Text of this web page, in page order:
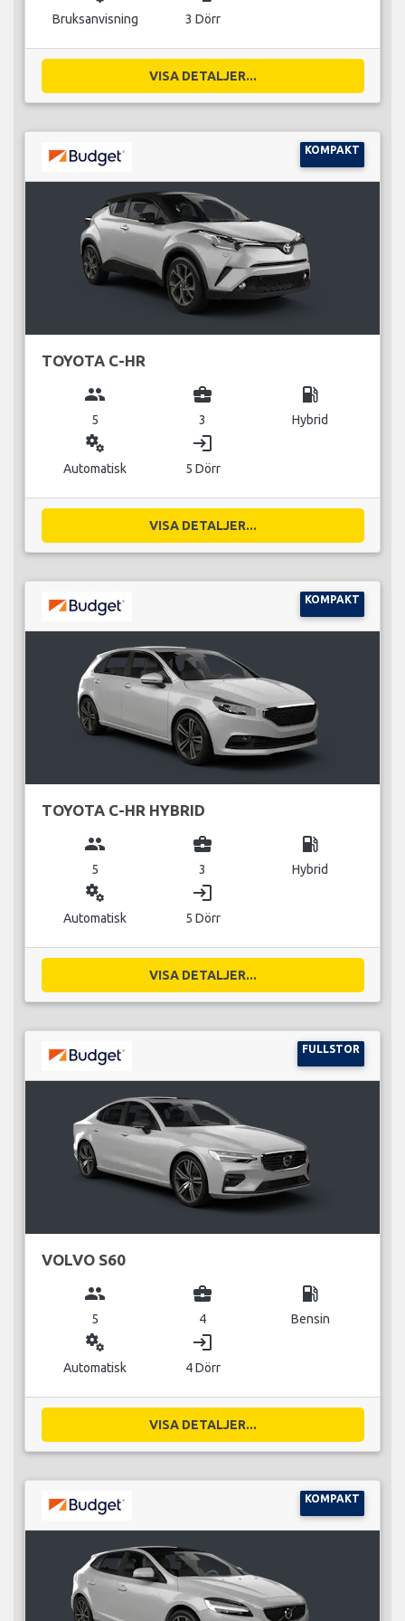
Bruksanvisning 3 Dörr
VISA DETALJER...
KOMPAKT
TOYOTA C-HR
group
5
business_center
3
local_gas_station
Hybrid
miscellaneous_services
Automatisk
login
5 Dörr
VISA DETALJER...
KOMPAKT
TOYOTA C-HR HYBRID
group
5
business_center
3
local_gas_station
Hybrid
miscellaneous_services
Automatisk
login
5 Dörr
VISA DETALJER...
FULLSTOR
VOLVO S60
group
5
business_center
4
local_gas_station
Bensin
miscellaneous_services
Automatisk
login
4 Dörr
VISA DETALJER...
KOMPAKT